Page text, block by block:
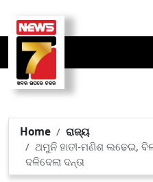
Home
ରାଜ୍ୟ
ଥମୁନି ହାତୀ-ମଣିଶ ଲଢେଇ,
ଦଳିଦେଲା ଦନ୍ତା